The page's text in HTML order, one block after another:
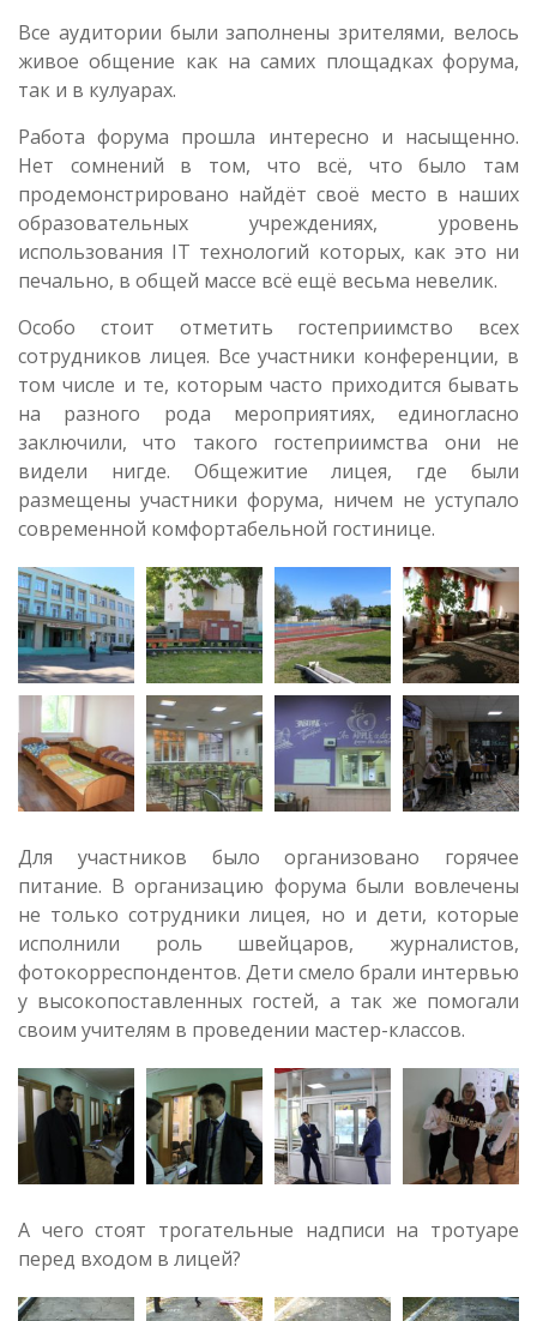
Все аудитории были заполнены зрителями, велось
живое общение как на самих площадках форума,
так и в кулуарах.
Работа форума прошла интересно и насыщенно.
Нет сомнений в том, что всё, что было там
продемонстрировано найдёт своё место в наших
образовательных учреждениях, уровень
использования IT технологий которых, как это ни
печально, в общей массе всё ещё весьма невелик.
Особо стоит отметить гостеприимство всех
сотрудников лицея. Все участники конференции, в
том числе и те, которым часто приходится бывать
на разного рода мероприятиях, единогласно
заключили, что такого гостеприимства они не
видели нигде. Общежитие лицея, где были
размещены участники форума, ничем не уступало
современной комфортабельной гостинице.
Для участников было организовано горячее
питание. В организацию форума были вовлечены
не только сотрудники лицея, но и дети, которые
исполнили роль швейцаров, журналистов,
фотокорреспондентов. Дети смело брали интервью
у высокопоставленных гостей, а так же помогали
своим учителям в проведении мастер-классов.
А чего стоят трогательные надписи на тротуаре
перед входом в лицей?